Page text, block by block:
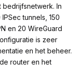
In
tunnels, 150
en 20 WireGuard
is zeer
en het beheer.
router en het